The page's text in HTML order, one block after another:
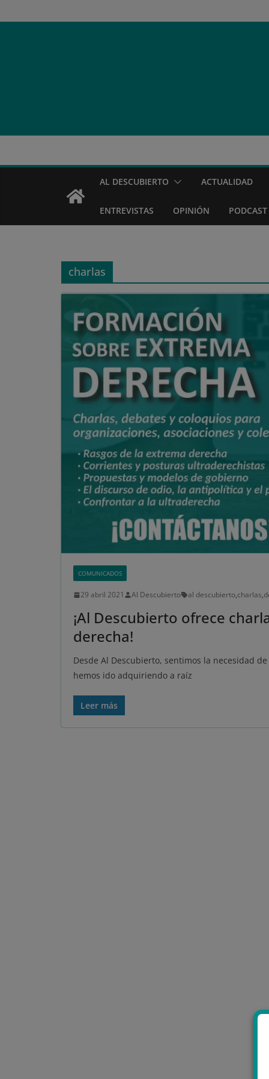
al
AL DESCUBIERTO ACTUALIDAD
ENTREVISTAS OPINIÓN PODCAST
charlas
COMUNICADOS
29 abril 2021 Al Descubierto al descubierto,charlas,
¡Al Descubierto ofrece
derecha!
Desde Al Descubierto, sentimos la necesidad
hemos ido adquiriendo a raíz
Leer más